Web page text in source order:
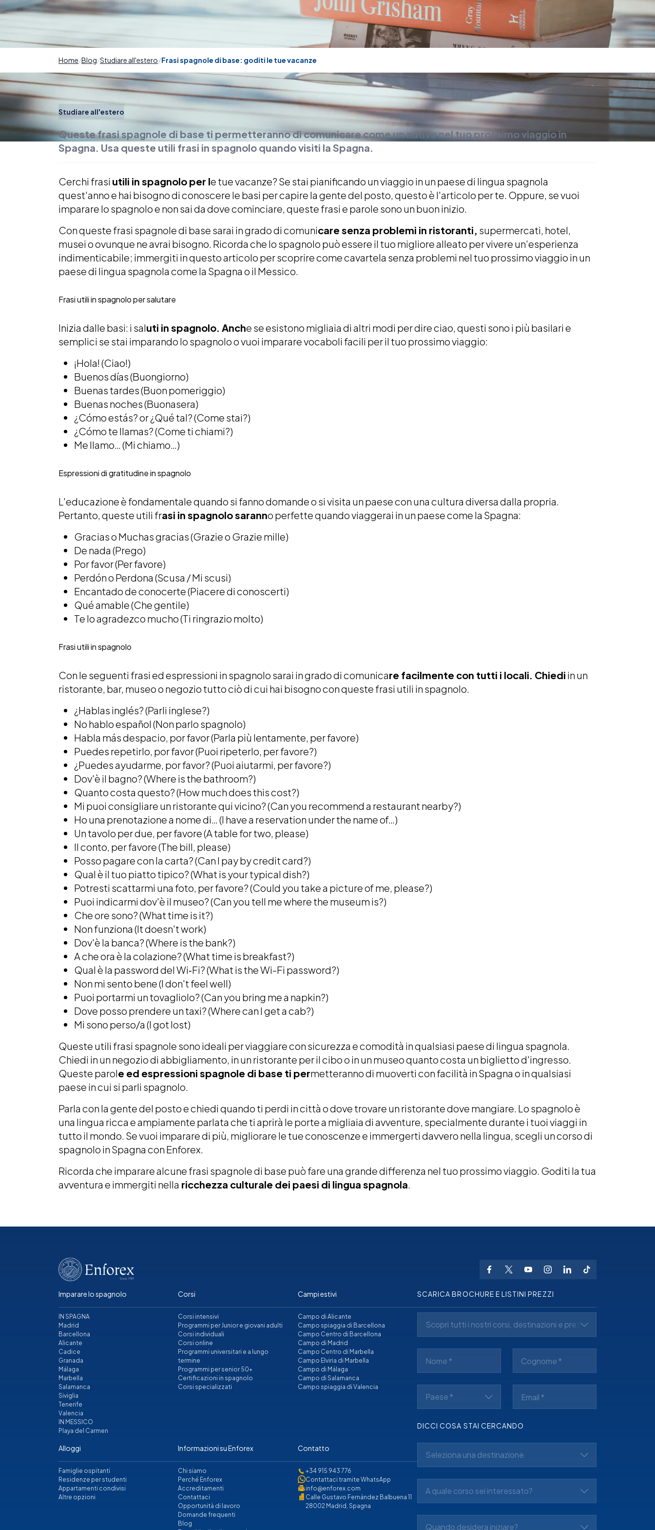
Home Blog Studiare all'estero Frasi spagnole di base: goditi le tue vacanze
Studiare all'estero
Queste frasi spagnole di base ti permetteranno di comunicare come un nativo nel tuo prossimo viaggio in
Spagna. Usa queste utili frasi in spagnolo quando visiti la Spagna.
Cerchi frasi utili in spagnolo per le tue vacanze? Se stai pianificando un viaggio in un paese di lingua spagnola
quest'anno e hai bisogno di conoscere le basi per capire la gente del posto, questo è l'articolo per te. Oppure, se vuoi
imparare lo spagnolo e non sai da dove cominciare, queste frasi e parole sono un buon inizio.
Con queste frasi spagnole di base sarai in grado di comunicare senza problemi in ristoranti, supermercati, hotel,
musei o ovunque ne avrai bisogno. Ricorda che lo spagnolo può essere il tuo migliore alleato per vivere un'esperienza
indimenticabile; immergiti in questo articolo per scoprire come cavartela senza problemi nel tuo prossimo viaggio in un
paese di lingua spagnola come la Spagna o il Messico.
Frasi utili in spagnolo per salutare
Inizia dalle basi: i saluti in spagnolo. Anche se esistono migliaia di altri modi per dire ciao, questi sono i più basilari e
semplici se stai imparando lo spagnolo o vuoi imparare vocaboli facili per il tuo prossimo viaggio:
¡Hola! (Ciao!)
Buenos días (Buongiorno)
Buenas tardes (Buon pomeriggio)
Buenas noches (Buonasera)
¿Cómo estás? or ¿Qué tal? (Come stai?)
¿Cómo te llamas? (Come ti chiami?)
Me llamo… (Mi chiamo…)
Espressioni di gratitudine in spagnolo
L'educazione è fondamentale quando si fanno domande o si visita un paese con una cultura diversa dalla propria.
Pertanto, queste utili frasi in spagnolo saranno perfette quando viaggerai in un paese come la Spagna:
Gracias o Muchas gracias (Grazie o Grazie mille)
De nada (Prego)
Por favor (Per favore)
Perdón o Perdona (Scusa / Mi scusi)
Encantado de conocerte (Piacere di conoscerti)
Qué amable (Che gentile)
Te lo agradezco mucho (Ti ringrazio molto)
Frasi utili in spagnolo
Con le seguenti frasi ed espressioni in spagnolo sarai in grado di comunicare facilmente con tutti i locali. Chiedi in un
ristorante, bar, museo o negozio tutto ciò di cui hai bisogno con queste frasi utili in spagnolo.
¿Hablas inglés? (Parli inglese?)
No hablo español (Non parlo spagnolo)
Habla más despacio, por favor (Parla più lentamente, per favore)
Puedes repetirlo, por favor (Puoi ripeterlo, per favore?)
¿Puedes ayudarme, por favor? (Puoi aiutarmi, per favore?)
Dov'è il bagno? (Where is the bathroom?)
Quanto costa questo? (How much does this cost?)
Mi puoi consigliare un ristorante qui vicino? (Can you recommend a restaurant nearby?)
Ho una prenotazione a nome di… (I have a reservation under the name of…)
Un tavolo per due, per favore (A table for two, please)
Il conto, per favore (The bill, please)
Posso pagare con la carta? (Can I pay by credit card?)
Qual è il tuo piatto tipico? (What is your typical dish?)
Potresti scattarmi una foto, per favore? (Could you take a picture of me, please?)
Puoi indicarmi dov'è il museo? (Can you tell me where the museum is?)
Che ore sono? (What time is it?)
Non funziona (It doesn't work)
Dov'è la banca? (Where is the bank?)
A che ora è la colazione? (What time is breakfast?)
Qual è la password del Wi‑Fi? (What is the Wi-Fi password?)
Non mi sento bene (I don't feel well)
Puoi portarmi un tovagliolo? (Can you bring me a napkin?)
Dove posso prendere un taxi? (Where can I get a cab?)
Mi sono perso/a (I got lost)
Queste utili frasi spagnole sono ideali per viaggiare con sicurezza e comodità in qualsiasi paese di lingua spagnola.
Chiedi in un negozio di abbigliamento, in un ristorante per il cibo o in un museo quanto costa un biglietto d'ingresso.
Queste parole ed espressioni spagnole di base ti permetteranno di muoverti con facilità in Spagna o in qualsiasi
paese in cui si parli spagnolo.
Parla con la gente del posto e chiedi quando ti perdi in città o dove trovare un ristorante dove mangiare. Lo spagnolo è
una lingua ricca e ampiamente parlata che ti aprirà le porte a migliaia di avventure, specialmente durante i tuoi viaggi in
tutto il mondo. Se vuoi imparare di più, migliorare le tue conoscenze e immergerti davvero nella lingua, scegli uncorso di
spagnolo in Spagna con Enforex.
Ricorda che imparare alcune frasi spagnole di base può fare una grande differenza nel tuo prossimo viaggio. Goditi la tua
avventura e immergiti nella ricchezza culturale dei paesi di lingua spagnola.
Imparare lo spagnolo
IN SPAGNA
Madrid
Barcellona
Alicante
Cadice
Granada
Málaga
Marbella
Salamanca
Siviglia
Tenerife
Valencia
IN MESSICO
Playa del Carmen
Corsi
Corsi intensivi
Programmi per Junior e giovani adulti
Corsi individuali
Corsi online
Programmi universitari e a lungo
termine
Programmi per senior 50+
Certificazioni in spagnolo
Corsi specializzati
Campi estivi
Campo di Alicante
Campo spiaggia di Barcellona
Campo Centro di Barcellona
Campo di Madrid
Campo Centro di Marbella
Campo Elviria di Marbella
Campo di Málaga
Campo di Salamanca
Campo spiaggia di Valencia
Alloggi
Famiglie ospitanti
Residenze per studenti
Appartamenti condivisi
Altre opzioni
Informazioni su Enforex
Chi siamo
Perché Enforex
Accreditamenti
Contattaci
Opportunità di lavoro
Domande frequenti
Blog
Contatto
+34 915 943 776
Contattaci tramite WhatsApp
info@enforex.com
Calle Gustavo Fernández Balbuena 11
28002 Madrid, Spagna
SCARICA BROCHURE E LISTINI PREZZI
Scopri tutti i nostri corsi, destinazioni e prezzi *
Paese *
DICCI COSA STAI CERCANDO
Seleziona una destinazione
A quale corso sei interessato?
Quando desidera iniziare?